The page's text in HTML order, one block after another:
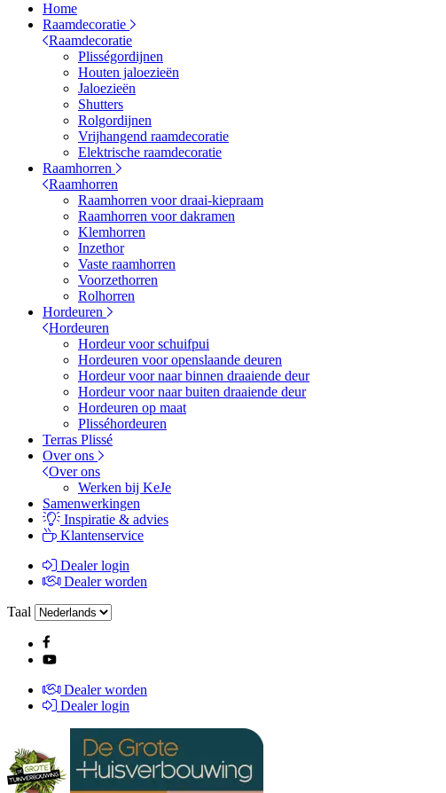
Home
Raamdecoratie
Raamdecoratie
Plisségordijnen
Houten jaloezieën
Jaloezieën
Shutters
Rolgordijnen
Vrijhangend raamdecoratie
Elektrische raamdecoratie
Raamhorren
Raamhorren
Raamhorren voor draai-kiepraam
Raamhorren voor dakramen
Klemhorren
Inzethor
Vaste raamhorren
Voorzethorren
Rolhorren
Hordeuren
Hordeuren
Hordeur voor schuifpui
Hordeuren voor openslaande deuren
Hordeur voor naar binnen draaiende deur
Hordeur voor naar buiten draaiende deur
Hordeuren op maat
Plisséhordeuren
Terras Plissé
Over ons
Over ons
Werken bij KeJe
Samenwerkingen
Inspiratie & advies
Klantenservice
Dealer login
Dealer worden
Taal
Dealer worden
Dealer login